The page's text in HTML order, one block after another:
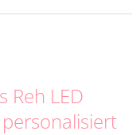
Reh LED